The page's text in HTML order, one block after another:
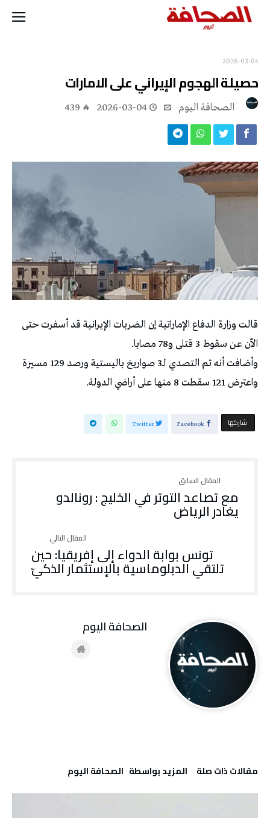
2026-03-04
حصيلة الهجوم الإيراني على الامارات
2026-03-04
439
قالت وزارة الدفاع الإماراتية إن الضربات الإيرانية قد أسفرت حتى
الآن عن سقوط 3 قتلى و78 مصابا.
وأضافت أنه تم التصدي لـ3 صواريخ باليستية ورصد 129 مسيرة
واعترض 121 سقطت 8 منها على أراضي الدولة.
‫‫ شاركها‬ Facebook
Twitter
مع تصاعد التوتر في الخليج : رونالدو
يغادر الرياض
تونس بوابة الدواء إلى إفريقيا: حين
تلتقي الدبلوماسية بالإستثمار الذكيّ
‫مقالات ذات صلة‬ ‫‫المزيد بواسطة‬ ‬ ‭ ‬الصحافة‭ ‬اليوم